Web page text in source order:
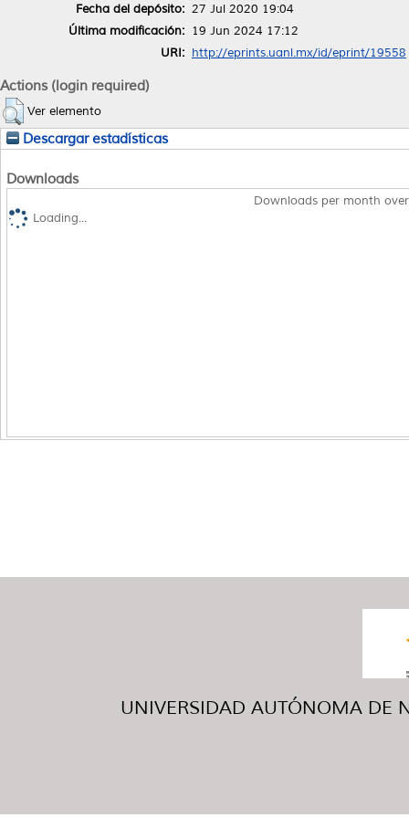
Fecha del depósito: 27 Jul 2020 19:04
Última modificación: 19 Jun 2024 17:12
URI: http://eprints.uanl.mx/id/eprint/19558
Actions (login required)
Ver elemento
Descargar estadísticas
Downloads
Downloads per month
Loading...
UNIVERSIDAD AUTÓNOMA DE